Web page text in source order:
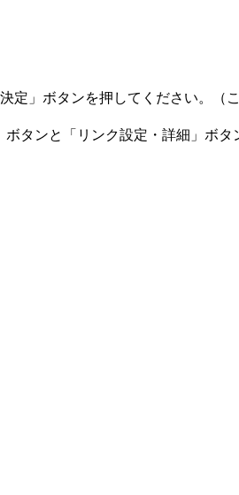
定」ボタンを押してください。（
タンと「リンク設定・詳細」ボタ